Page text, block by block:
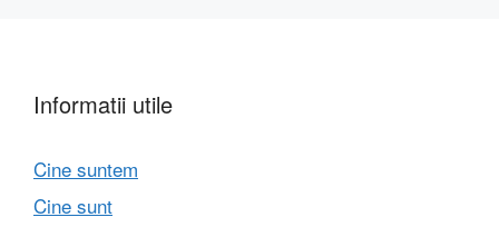
Informatii utile
Cine suntem
Cine sunt